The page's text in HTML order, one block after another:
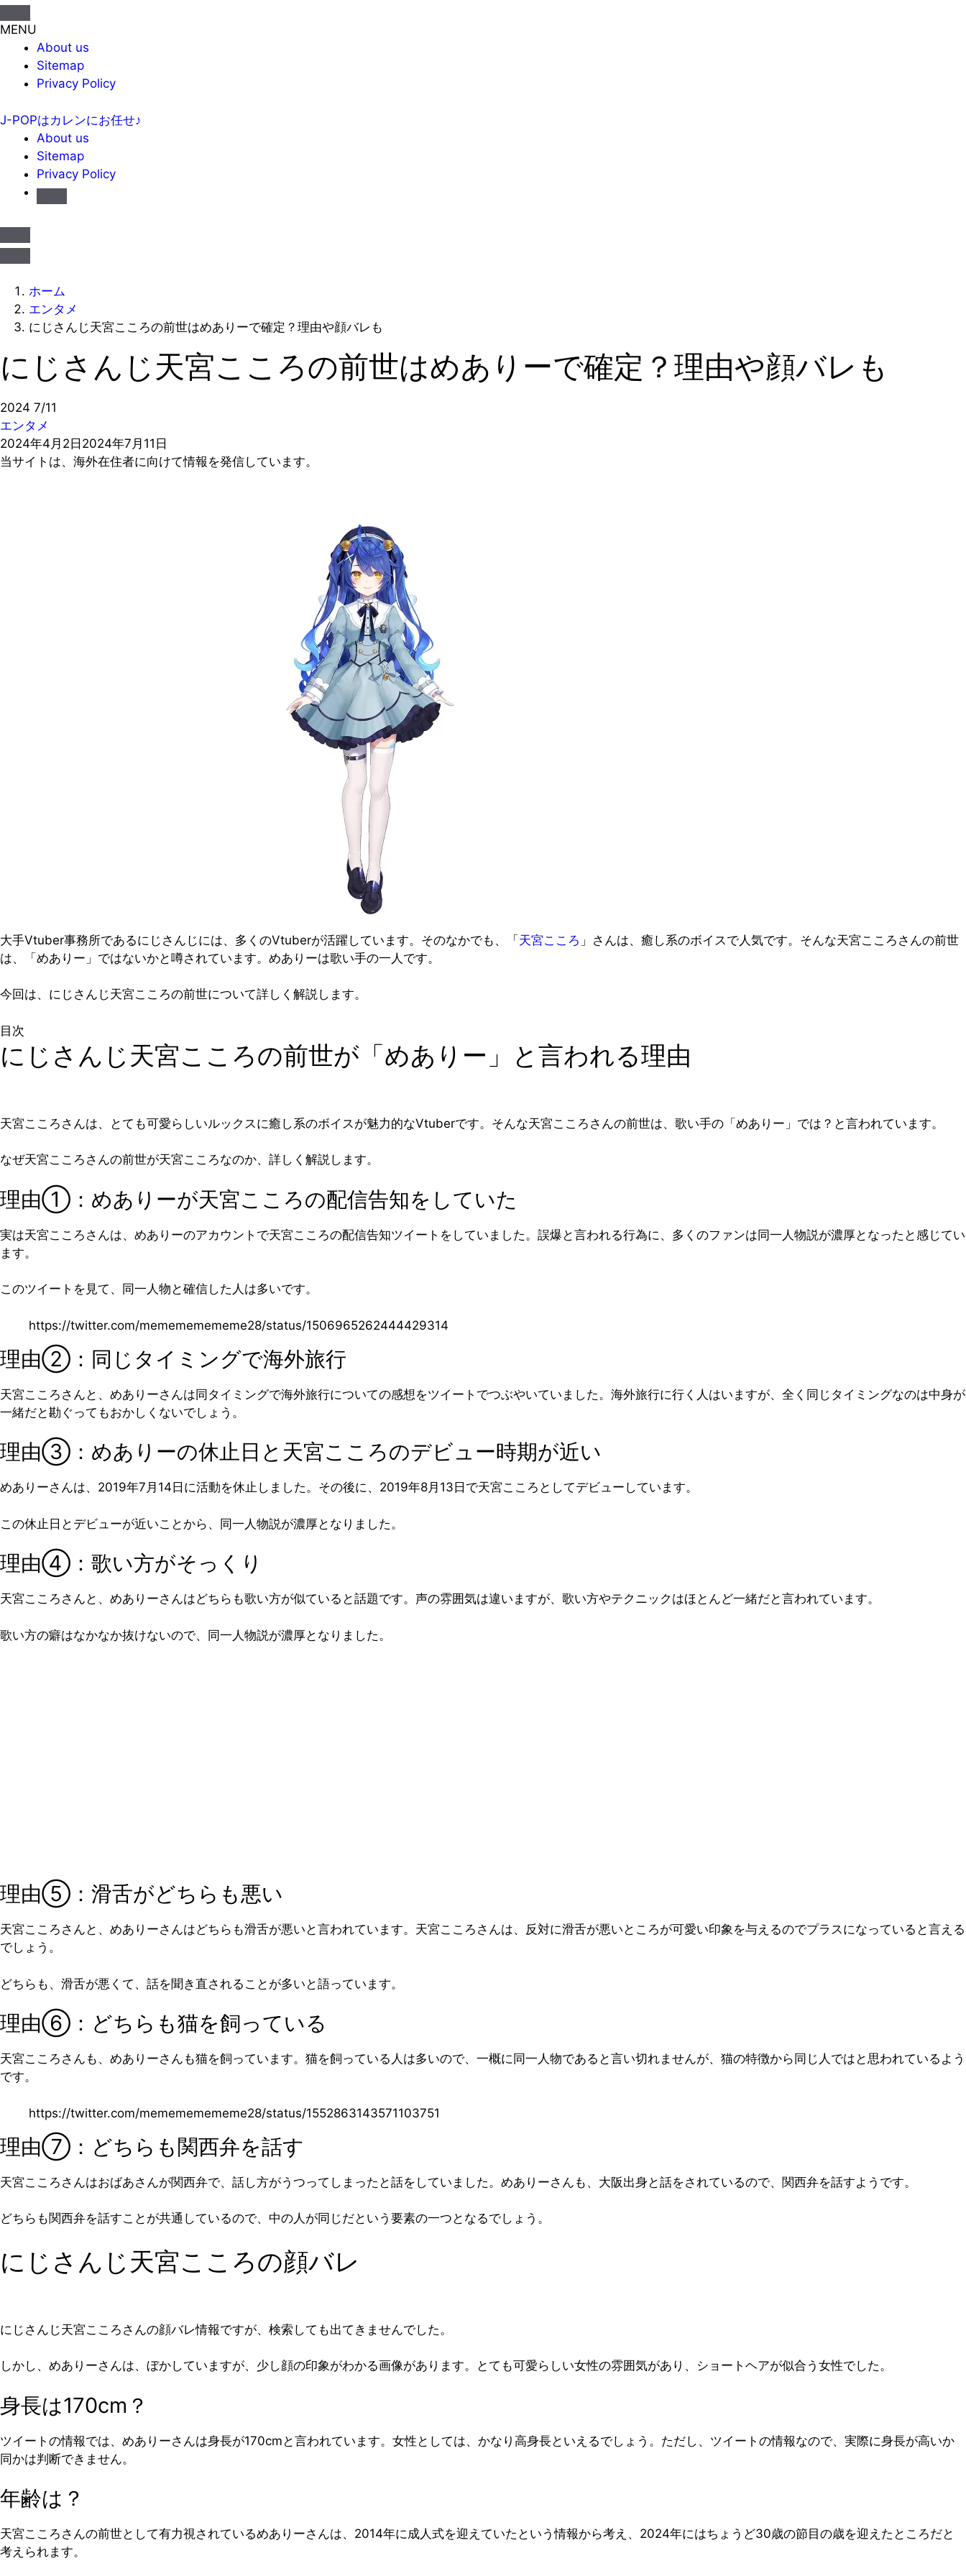
MENU
About us
Sitemap
Privacy Policy
J-POPはカレンにお任せ♪
About us
Sitemap
Privacy Policy
ホーム
エンタメ
にじさんじ天宮こころの前世はめありーで確定？理由や顔バレも
にじさんじ天宮こころの前世はめありーで確定？理由や顔バレも
2024 7/11
エンタメ
2024年4月2日 2024年7月11日
当サイトは、海外在住者に向けて情報を発信しています。
大手Vtuber事務所であるにじさんじには、多くのVtuberが活躍しています。そのなかでも、「天宮こころ 」さんは、癒し系のボイスで人気です。そんな天宮こころさんの前世
は、「めありー」ではないかと噂されています。めありーは歌い手の一人です。
今回は、にじさんじ天宮こころの前世について詳しく解説します。
目次
にじさんじ天宮こころの前世が「めありー」と言われる理由
天宮こころさんは、とても可愛らしいルックスに癒し系のボイスが魅力的なVtuberです。そんな天宮こころさんの前世は、歌い手の「めありー」では？と言われています。
なぜ天宮こころさんの前世が天宮こころなのか、詳しく解説します。
理由①：めありーが天宮こころの配信告知をしていた
実は天宮こころさんは、めありーのアカウントで天宮こころの配信告知ツイートをしていました。誤爆と言われる行為に、多くのファンは同一人物説が濃厚となったと感じてい
ます。
このツイートを見て、同一人物と確信した人は多いです。
https://twitter.com/memememememe28/status/1506965262444429314
理由②：同じタイミングで海外旅行
天宮こころさんと、めありーさんは同タイミングで海外旅行についての感想をツイートでつぶやいていました。海外旅行に行く人はいますが、全く同じタイミングなのは中身が
一緒だと勘ぐってもおかしくないでしょう。
理由③：めありーの休止日と天宮こころのデビュー時期が近い
めありーさんは、2019年7月14日に活動を休止しました。その後に、2019年8月13日で天宮こころとしてデビューしています。
この休止日とデビューが近いことから、同一人物説が濃厚となりました。
理由④：歌い方がそっくり
天宮こころさんと、めありーさんはどちらも歌い方が似ていると話題です。声の雰囲気は違いますが、歌い方やテクニックはほとんど一緒だと言われています。
歌い方の癖はなかなか抜けないので、同一人物説が濃厚となりました。
理由⑤：滑舌がどちらも悪い
天宮こころさんと、めありーさんはどちらも滑舌が悪いと言われています。天宮こころさんは、反対に滑舌が悪いところが可愛い印象を与えるのでプラスになっていると言える
でしょう。
どちらも、滑舌が悪くて、話を聞き直されることが多いと語っています。
理由⑥：どちらも猫を飼っている
天宮こころさんも、めありーさんも猫を飼っています。猫を飼っている人は多いので、一概に同一人物であると言い切れませんが、猫の特徴から同じ人ではと思われているよう
です。
https://twitter.com/memememememe28/status/1552863143571103751
理由⑦：どちらも関西弁を話す
天宮こころさんはおばあさんが関西弁で、話し方がうつってしまったと話をしていました。めありーさんも、大阪出身と話をされているので、関西弁を話すようです。
どちらも関西弁を話すことが共通しているので、中の人が同じだという要素の一つとなるでしょう。
にじさんじ天宮こころの顔バレ
にじさんじ天宮こころさんの顔バレ情報ですが、検索しても出てきませんでした。
しかし、めありーさんは、ぼかしていますが、少し顔の印象がわかる画像があります。とても可愛らしい女性の雰囲気があり、ショートヘアが似合う女性でした。
身長は170cm？
ツイートの情報では、めありーさんは身長が170cmと言われています。女性としては、かなり高身長といえるでしょう。ただし、ツイートの情報なので、実際に身長が高いか
同かは判断できません。
年齢は？
天宮こころさんの前世として有力視されているめありーさんは、2014年に成人式を迎えていたという情報から考え、2024年にはちょうど30歳の節目の歳を迎えたところだと
考えられます。